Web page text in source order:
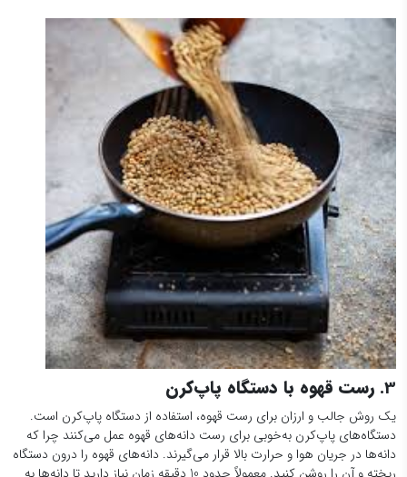
3. رست قهوه با دستگاه پاپ‌کرن
یک روش جالب و ارزان برای رست قهوه، استفاده از دستگاه پاپ‌کرن است.
دستگاه‌های پاپ‌کرن به‌خوبی برای رست دانه‌های قهوه عمل می‌کنند چرا که
دانه‌ها در جریان هوا و حرارت بالا قرار می‌گیرند. دانه‌های قهوه را درون دستگاه